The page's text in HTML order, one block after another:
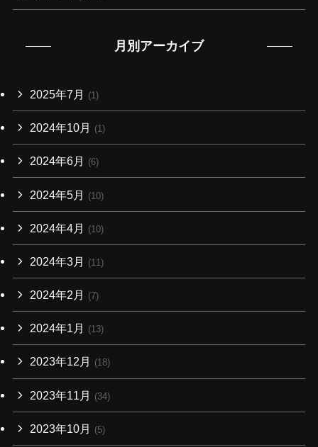
月別アーカイブ
2025年7月 (1)
2024年10月 (1)
2024年6月 (6)
2024年5月 (10)
2024年4月 (10)
2024年3月 (11)
2024年2月 (7)
2024年1月 (13)
2023年12月 (18)
2023年11月 (34)
2023年10月 (5)